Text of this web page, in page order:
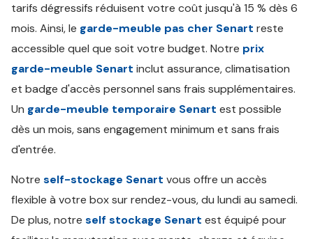
tarifs dégressifs réduisent votre coût jusqu'à 15 % dès 6
mois. Ainsi, le garde-meuble pas cher Senart reste
accessible quel que soit votre budget. Notre prix
garde-meuble Senart inclut assurance, climatisation
et badge d'accès personnel sans frais supplémentaires.
Un garde-meuble temporaire Senart est possible
dès un mois, sans engagement minimum et sans frais
d'entrée.
Notre self-stockage Senart vous offre un accès
flexible à votre box sur rendez-vous, du lundi au samedi.
De plus, notre self stockage Senart est équipé pour